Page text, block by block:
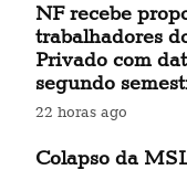
NF recebe
trabalhadores
Privado com
segundo
22 horas ago
Colapso da